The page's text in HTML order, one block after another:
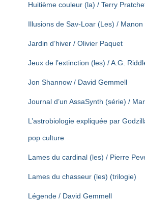
Huitième couleur (la) / Terry
Illusions de Sav-Loar (Les) / Manon
Jardin d’hiver / Olivier Paquet
Jeux de l’extinction (les) / A.G.
Jon Shannow / David Gemmell
Journal d’un AssaSynth (série) /
L’astrobiologie expliquée par
pop culture
Lames du cardinal (les) / Pierre
Lames du chasseur (les) (trilogie)
Légende / David Gemmell